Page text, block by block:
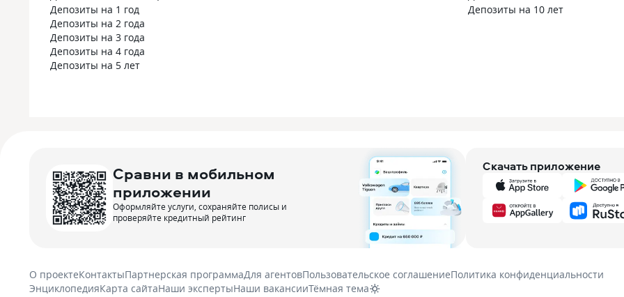
Депозиты на 1 год
Депозиты на 2 года
Депозиты на 3 года
Депозиты на 4 года
Депозиты на 5 лет
Депозиты на 10 лет
Сравни в мобильном
приложении
Оформляйте услуги, сохраняйте полисы и
проверяйте кредитный рейтинг
Скачать приложение
О проектеКонтактыПартнерская программаДля агентовПользовательское соглашениеПолитика конфиденциальности
ЭнциклопедияКарта сайтаНаши экспертыНаши вакансииТёмная тема